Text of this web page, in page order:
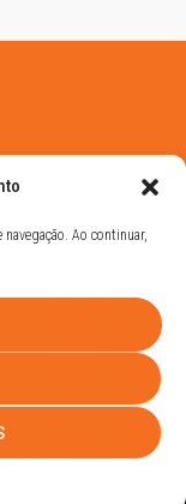
Ao continuar,